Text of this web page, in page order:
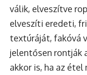
válik, elveszítve
elveszíti eredeti,
textúráját, fakóvá
jelentősen rontják
akkor is, ha az